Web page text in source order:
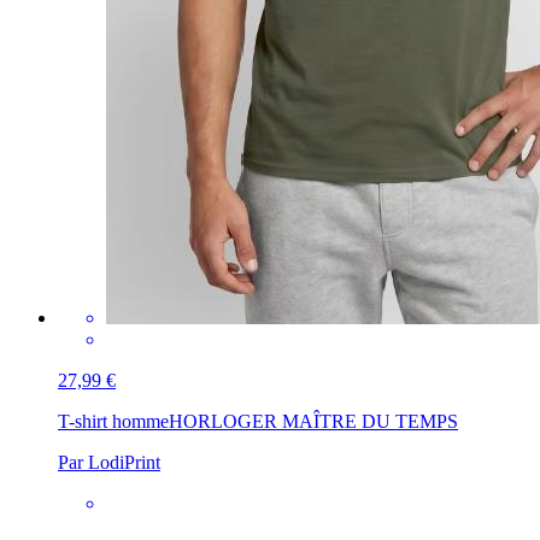
27,99 €
T-shirt hommeHORLOGER MAÎTRE DU TEMPS
Par LodiPrint